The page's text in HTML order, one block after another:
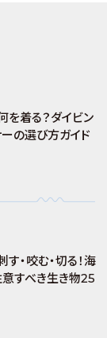
を着る？ダイビン
の選び方ガイド
・咬む・切る！海
すべき生き物25